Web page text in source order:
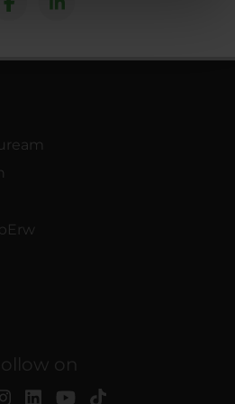
di analisi dei dati web,
on